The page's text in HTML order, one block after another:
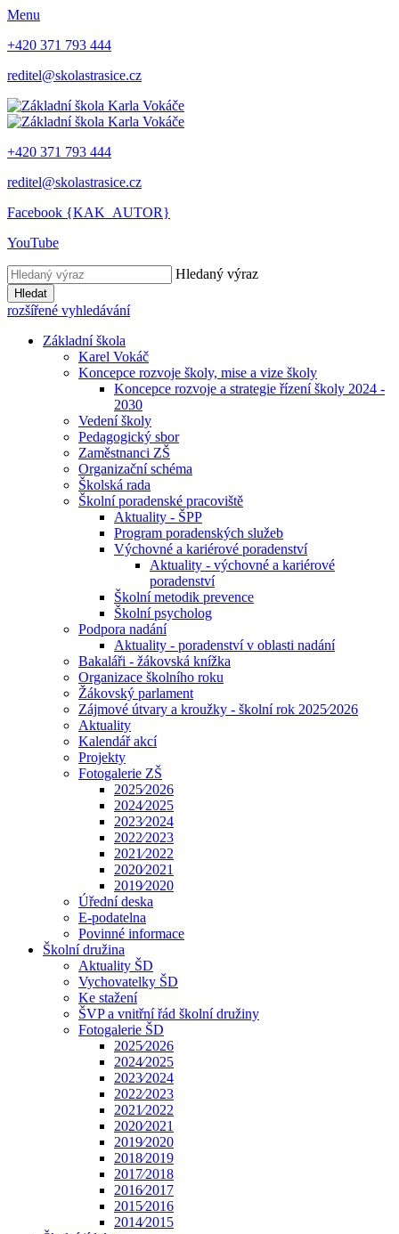
Menu
+420 371 793 444
reditel@skolastrasice.cz
+420 371 793 444
reditel@skolastrasice.cz
Facebook {KAK_AUTOR}
YouTube
Hledaný výraz
Hledat
rozšířené vyhledávání
Základní škola
Karel Vokáč
Koncepce rozvoje školy, mise a vize školy
Koncepce rozvoje a strategie řízení školy 2024 -
2030
Vedení školy
Pedagogický sbor
Zaměstnanci ZŠ
Organizační schéma
Školská rada
Školní poradenské pracoviště
Aktuality - ŠPP
Program poradenských služeb
Výchovné a kariérové poradenství
Aktuality - výchovné a kariérové
poradenství
Školní metodik prevence
Školní psycholog
Podpora nadání
Aktuality - poradenství v oblasti nadání
Bakaláři - žákovská knížka
Organizace školního roku
Žákovský parlament
Zájmové útvary a kroužky - školní rok 2025⁄2026
Aktuality
Kalendář akcí
Projekty
Fotogalerie ZŠ
2025⁄2026
2024⁄2025
2023⁄2024
2022⁄2023
2021⁄2022
2020⁄2021
2019⁄2020
Úřední deska
E-podatelna
Povinné informace
Školní družina
Aktuality ŠD
Vychovatelky ŠD
Ke stažení
ŠVP a vnitřní řád školní družiny
Fotogalerie ŠD
2025⁄2026
2024⁄2025
2023⁄2024
2022⁄2023
2021⁄2022
2020⁄2021
2019⁄2020
2018⁄2019
2017⁄2018
2016⁄2017
2015⁄2016
2014⁄2015